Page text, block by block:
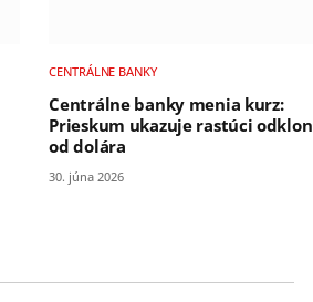
CENTRÁLNE BANKY
Centrálne banky menia kurz:
Prieskum ukazuje rastúci odklon
od dolára
30. júna 2026